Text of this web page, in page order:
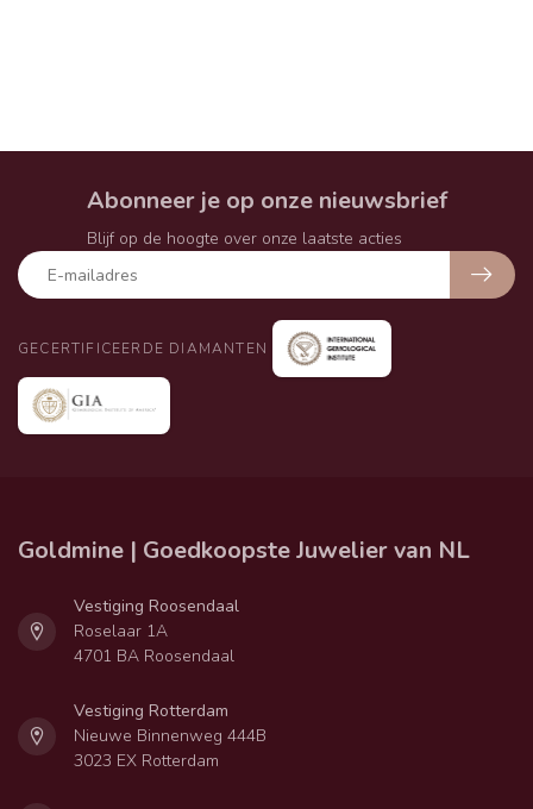
Abonneer je op onze nieuwsbrief
Blijf op de hoogte over onze laatste acties
GECERTIFICEERDE DIAMANTEN
Goldmine | Goedkoopste Juwelier van NL
Vestiging Roosendaal
Roselaar 1A
4701 BA Roosendaal
Vestiging Rotterdam
Nieuwe Binnenweg 444B
3023 EX Rotterdam